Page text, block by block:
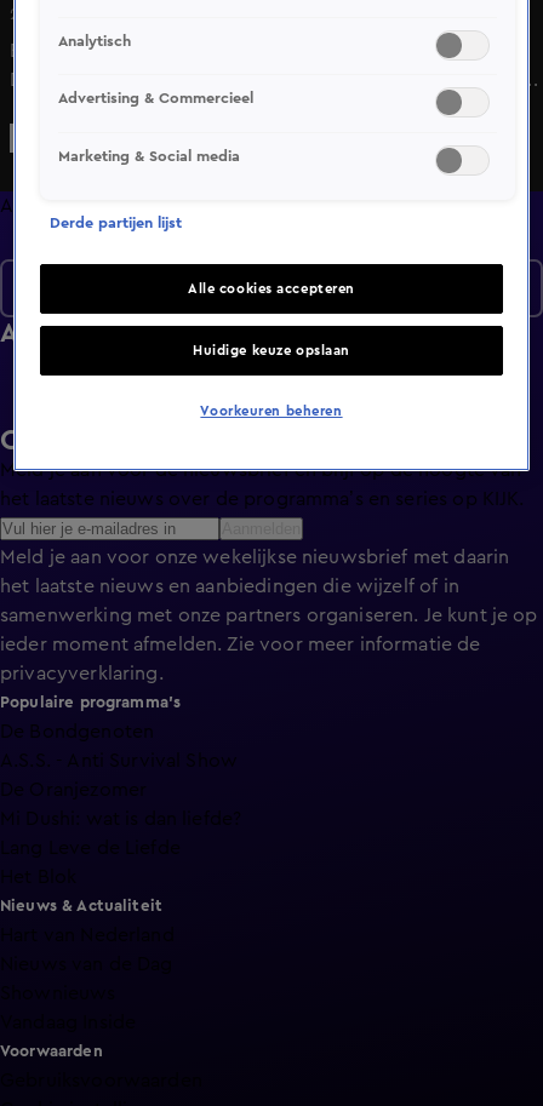
26 nov 2017, 11:55
Bekijk aflevering 3 van De Nalatenschap uit seizoen 2 hier.
Deze aflevering is uitgezonden op 26 november, 11:55 uur
bij SBS6. De Nalatenschap is een Lifestyle programma en is
Afleveringen
Afleveringen
Ontvang de KIJK-nieuwsbrief
Meld je aan voor de nieuwsbrief en blijf op de hoogte van
het laatste nieuws over de programma’s en series op KIJK.
Meld je aan voor onze wekelijkse nieuwsbrief met daarin
het laatste nieuws en aanbiedingen die wijzelf of in
samenwerking met onze partners organiseren. Je kunt je op
ieder moment afmelden. Zie voor meer informatie de
privacyverklaring.
Populaire programma's
De Bondgenoten
A.S.S. - Anti Survival Show
De Oranjezomer
Mi Dushi: wat is dan liefde?
Lang Leve de Liefde
Het Blok
Nieuws & Actualiteit
Voorwaarden
Analytisch
Advertising & Commercieel
Marketing & Social media
Derde partijen lijst
Alle cookies accepteren
Huidige keuze opslaan
Voorkeuren beheren